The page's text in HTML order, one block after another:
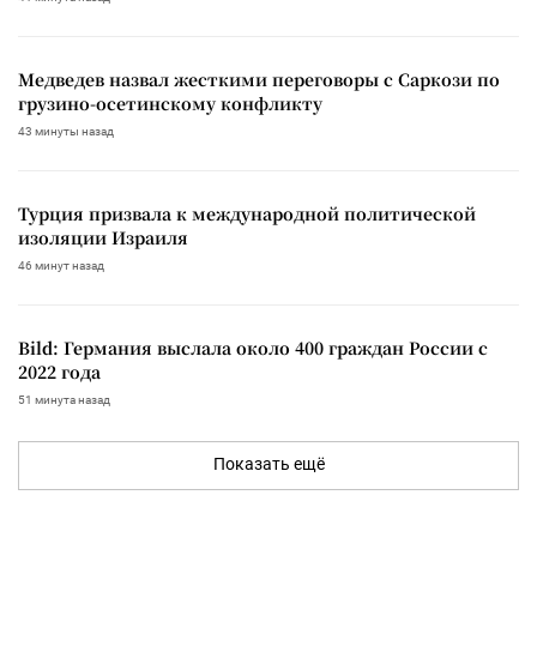
Медведев назвал жесткими переговоры с Саркози по
грузино-осетинскому конфликту
43 минуты назад
Турция призвала к международной политической
изоляции Израиля
46 минут назад
Bild: Германия выслала около 400 граждан России с
2022 года
51 минута назад
Показать ещё